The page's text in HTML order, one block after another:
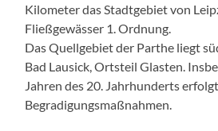
Kilometer das Stadtgebiet von
Fließgewässer 1. Ordnung.
Das Quellgebiet der Parthe liegt
Bad Lausick, Ortsteil Glasten.
Jahren des 20. Jahrhunderts
Begradigungsmaßnahmen.